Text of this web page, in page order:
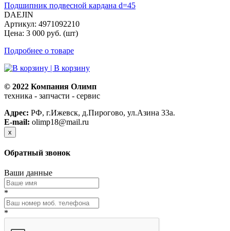
Подшипник подвесной кардана d=45
DAEJIN
Артикул: 4971092210
Цена: 3 000 руб. (шт)
Подробнее о товаре
| В корзину
© 2022 Компания Олимп
техника - запчасти - сервис
Адрес: РФ, г.Ижевск, д.Пирогово, ул.Азина 33а.
E-mail: olimp18@mail.ru
x
Обратный звонок
Ваши данные
*
*